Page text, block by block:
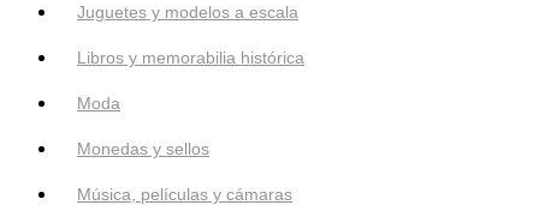
Juguetes y modelos a escala
Libros y memorabilia histórica
Moda
Monedas y sellos
Música, películas y cámaras